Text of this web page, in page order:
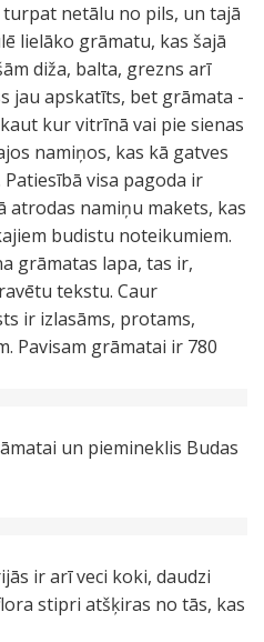
netālu no pils, un tajā
lielāko grāmatu, kas šajā
diža, balta, grezns arī
jau apskatīts, bet grāmata -
kur vitrīnā vai pie sienas
namiņos, kas kā gatves
visa pagoda ir
atrodas namiņu makets, kas
budistu noteikumiem.
grāmatas lapa, tas ir,
tekstu. Caur
ir izlasāms, protams,
Pavisam grāmatai ir 780
un piemineklis Budas
ir arī veci koki, daudzi
stipri atšķiras no tās, kas